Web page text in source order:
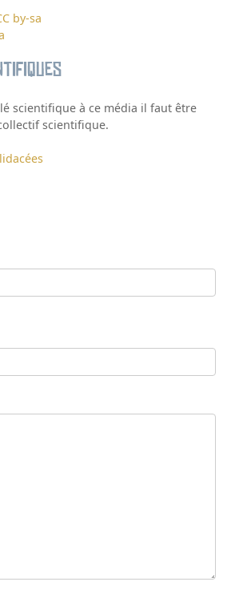
by-sa
scientifique à ce média il faut être
scientifique.